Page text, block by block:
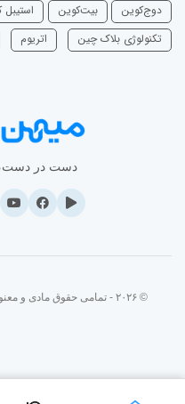
دوج‌کوین
بیت‌کوین
تکنولوژی بلاک چین
اتریوم
دست در دست،
© ۲۰۲۶ - تمامی حقوق مادی